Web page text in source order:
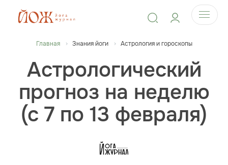
Главная Знания йоги Астрология и гороскопы
Астрологический
прогноз на неделю
(с 7 по 13 февраля)